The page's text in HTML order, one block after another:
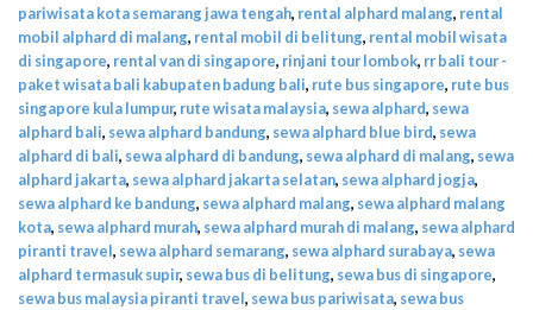
pariwisata kota semarang jawa tengah, rental alphard malang, rental
mobil alphard di malang, rental mobil di belitung, rental mobil wisata
di singapore, rental van di singapore, rinjani tour lombok, rr bali tour -
paket wisata bali kabupaten badung bali, rute bus singapore, rute bus
singapore kula lumpur, rute wisata malaysia, sewa alphard, sewa
alphard bali, sewa alphard bandung, sewa alphard blue bird, sewa
alphard di bali, sewa alphard di bandung, sewa alphard di malang, sewa
alphard jakarta, sewa alphard jakarta selatan, sewa alphard jogja,
sewa alphard ke bandung, sewa alphard malang, sewa alphard malang
kota, sewa alphard murah, sewa alphard murah di malang, sewa alphard
piranti travel, sewa alphard semarang, sewa alphard surabaya, sewa
alphard termasuk supir, sewa bus di belitung, sewa bus di singapore,
sewa bus malaysia piranti travel, sewa bus pariwisata, sewa bus